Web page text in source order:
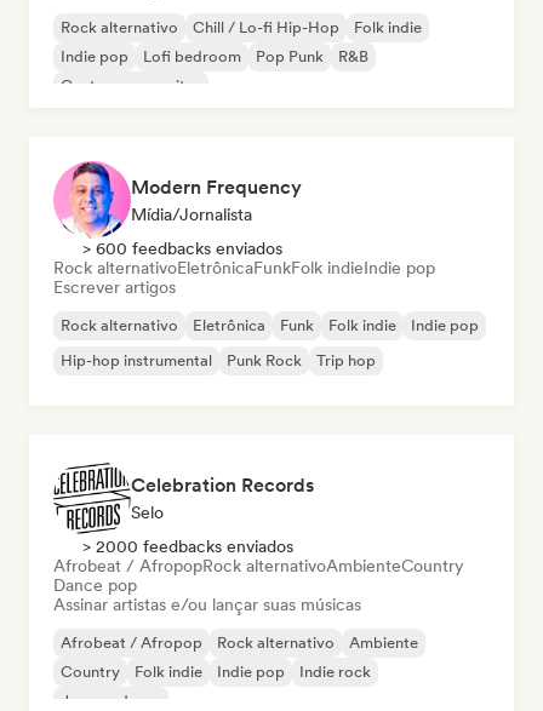
Rock alternativo Chill / Lo-fi Hip-Hop
Folk indie
Indie pop
Lofi bedroom Pop Punk
R&B
Cantor-compositor
Modern Frequency
Mídia/Jornalista
> 600 feedbacks enviados
Rock alternativoEletrônicaFunkFolk indieIndie pop
Escrever artigos
Rock alternativo Eletrônica Funk Folk indie
Indie pop
Hip-hop instrumental
Punk Rock Trip hop
Celebration Records
Selo
> 2000 feedbacks enviados
Afrobeat / AfropopRock alternativoAmbienteCountry
Dance pop
Assinar artistas e/ou lançar suas músicas
Afrobeat / Afropop Rock alternativo
Ambiente
Country
Folk indie Indie pop
Indie rock
Jazz moderno